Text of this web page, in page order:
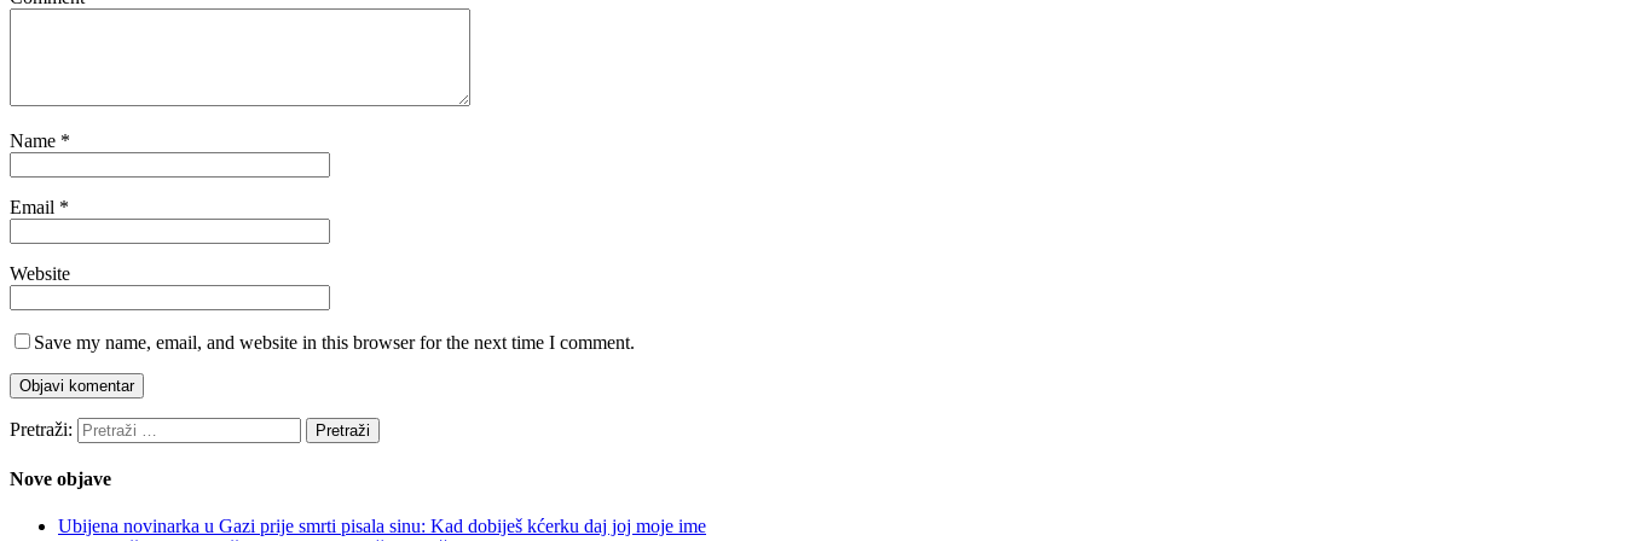
Name *
Email *
Website
Save my name, email, and website in this browser for the next time I comment.
Pretraži:
Nove objave
Ubijena novinarka u Gazi prije smrti pisala sinu: Kad dobiješ kćerku daj joj moje ime